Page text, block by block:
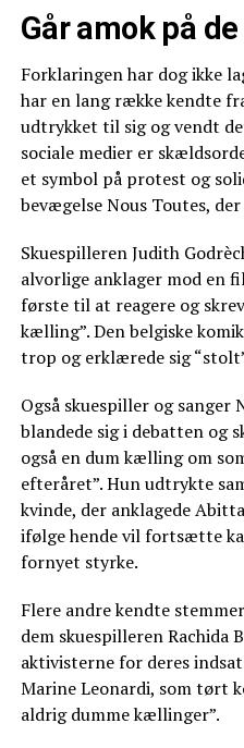
Går amok på
Forklaringen har dog ikke
har en lang række kendte
udtrykket til sig og vendt
sociale medier er
et symbol på protest og
bevægelse Nous Toutes,
Skuespilleren Judith
alvorlige anklager mod en
første til at reagere og
kælling”. Den belgiske
trop og erklærede sig
Også skuespiller og sanger
blandede sig i debatten og
også en dum kælling om
efteråret”. Hun udtrykte
kvinde, der anklagede
ifølge hende vil fortsætte
fornyet styrke.
Flere andre kendte
dem skuespilleren Rachida
aktivisterne for deres
Marine Leonardi, som tørt
aldrig dumme kællinger”.